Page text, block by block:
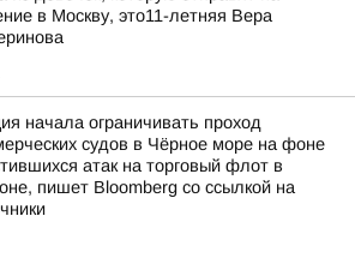
в Москву, это11-летняя Вера
начала ограничивать проход
судов в Чёрное море на фоне
атак на торговый флот в
пишет Bloomberg со ссылкой на